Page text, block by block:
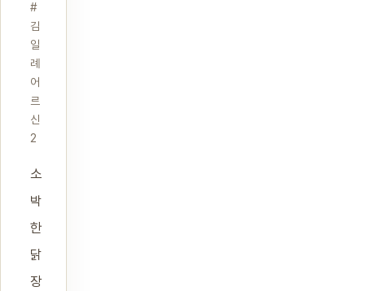
#
김
일
례
어
르
신
2
소
박
한
닭
장